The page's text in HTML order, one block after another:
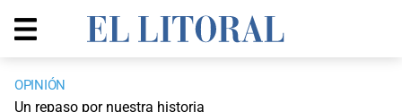
OPINIÓN
Un repaso por nuestra historia